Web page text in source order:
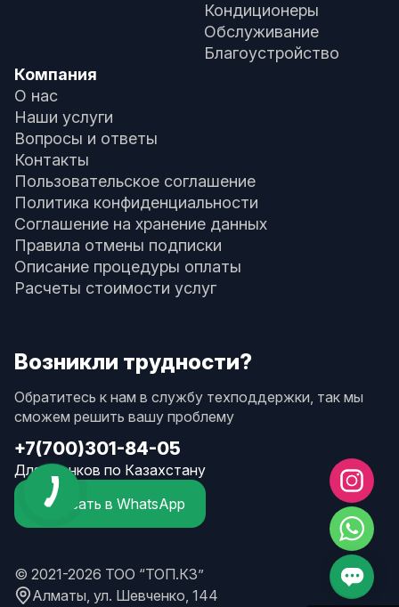
Кондиционеры
Обслуживание
Благоустройство
Компания
О нас
Наши услуги
Вопросы и ответы
Контакты
Пользовательское соглашение
Политика конфиденциальности
Соглашение на хранение данных
Правила отмены подписки
Описание процедуры оплаты
Расчеты стоимости услуг
Возникли трудности?
Обратитесь к нам в службу техподдержки, так мы
сможем решить вашу проблему
+7(700)301-84-05
Для звонков по Казахстану
Написать в WhatsApp
© 2021-2026 ТОО “ТОП.КЗ”
Алматы, ул. Шевченко, 144